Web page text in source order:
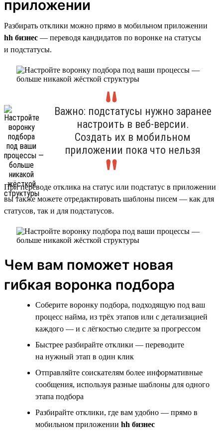
приложении
Разбирать отклики можно прямо в мобильном приложении
hh бизнес — переводя кандидатов по воронке на статусы
и подстатусы.
Важно: подстатусы нужно заранее
настроить в веб-версии.
Создать их в мобильном
приложении пока что нельзя
При переводе отклика на статус или подстатус в приложении
вы также можете отредактировать шаблоны писем — как для
статусов, так и для подстатусов.
Чем вам поможет новая
гибкая воронка подбора
Соберите воронку подбора, подходящую под ваш
процесс найма, из трёх этапов или с детализацией
каждого — и с лёгкостью следите за прогрессом
Быстрее разбирайте отклики — переводите
на нужный этап в один клик
Отправляйте соискателям более информативные
сообщения, используя разные шаблоны для одного
этапа подбора
Разбирайте отклики, где вам удобно — прямо в
мобильном приложении hh бизнес